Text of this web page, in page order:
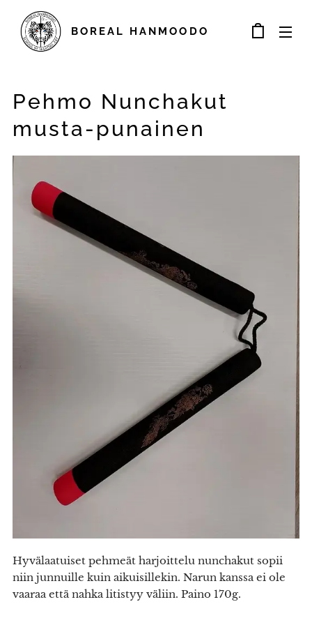
BOREAL HANMOODO
Pehmo Nunchakut
musta-punainen
Hyvälaatuiset pehmeät harjoittelu nunchakut sopii
niin junnuille kuin aikuisillekin. Narun kanssa ei ole
vaaraa että nahka litistyy väliin. Paino 170g.